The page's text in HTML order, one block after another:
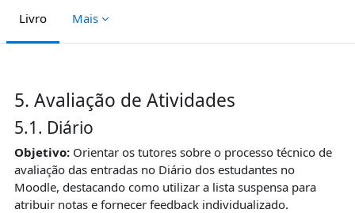
Livro Mais
5. Avaliação de Atividades
5.1. Diário
Objetivo: Orientar os tutores sobre o processo técnico de
avaliação das entradas no Diário dos estudantes no
Moodle, destacando como utilizar a lista suspensa para
atribuir notas e fornecer feedback individualizado.